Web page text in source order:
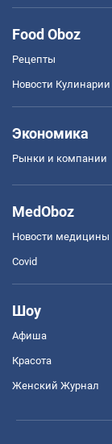
Food Oboz
Рецепты
Новости Кулинарии
Экономика
Рынки и компании
MedOboz
Новости медицины
Covid
Шоу
Афиша
Красота
Женский Журнал